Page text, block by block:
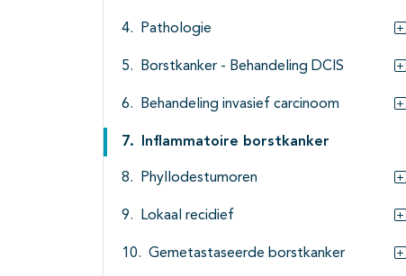
Pathologie
Borstkanker - Behandeling DCIS
Behandeling invasief carcinoom
Inflammatoire borstkanker
Phyllodestumoren
Lokaal recidief
Gemetastaseerde borstkanker